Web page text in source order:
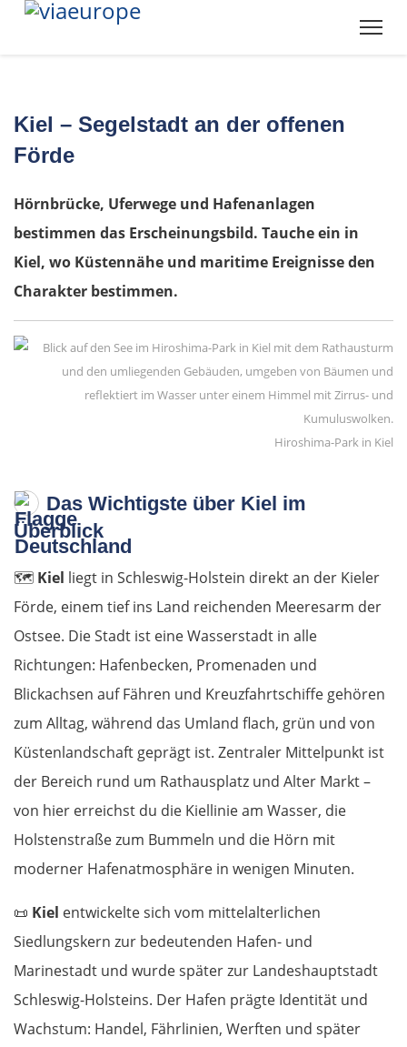
Kiel – Segelstadt an der offenen
Förde
Hörnbrücke, Uferwege und Hafenanlagen
bestimmen das Erscheinungsbild. Tauche ein in
Kiel, wo Küstennähe und maritime Ereignisse den
Charakter bestimmen.
Hiroshima-Park in Kiel
Das Wichtigste über Kiel im
Überblick
🗺️ Kiel liegt in Schleswig-Holstein direkt an der Kieler
Förde, einem tief ins Land reichenden Meeresarm der
Ostsee. Die Stadt ist eine Wasserstadt in alle
Richtungen: Hafenbecken, Promenaden und
Blickachsen auf Fähren und Kreuzfahrtschiffe gehören
zum Alltag, während das Umland flach, grün und von
Küstenlandschaft geprägt ist. Zentraler Mittelpunkt ist
der Bereich rund um Rathausplatz und Alter Markt –
von hier erreichst du die Kiellinie am Wasser, die
Holstenstraße zum Bummeln und die Hörn mit
moderner Hafenatmosphäre in wenigen Minuten.
📜 Kiel entwickelte sich vom mittelalterlichen
Siedlungskern zur bedeutenden Hafen- und
Marinestadt und wurde später zur Landeshauptstadt
Schleswig-Holsteins. Der Hafen prägte Identität und
Wachstum: Handel, Fährlinien, Werften und später